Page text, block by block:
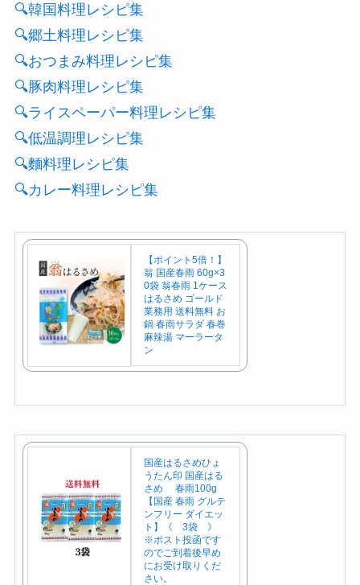
🔍韓国料理レシピ集
🔍郷土料理レシピ集
🔍おつまみ料理レシピ集
🔍豚肉料理レシピ集
🔍ライスペーパー料理レシピ集
🔍低温調理レシピ集
🔍麵料理レシピ集
🔍カレー料理レシピ集
【ポイント5倍！】
翁 国産春雨 60g×3
0袋 翁春雨 1ケース
はるさめ ゴールド
業務用 送料無料 お
鍋 春雨サラダ 春巻
麻辣湯 マーラータ
ン
国産はるさめひょ
うたん印 国産はる
さめ 春雨100g
【国産 春雨 グルテ
ンフリー ダイエッ
ト】《 3袋 》
※ポスト投函です
のでご到着後早め
にお受け取りくだ
さい。